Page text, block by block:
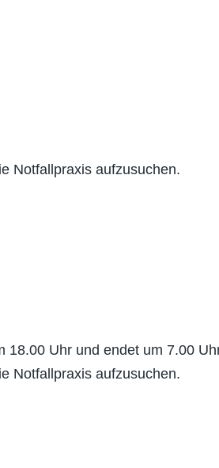
Notfallpraxis aufzusuchen.
Uhr und endet um 7.00
Notfallpraxis aufzusuchen.